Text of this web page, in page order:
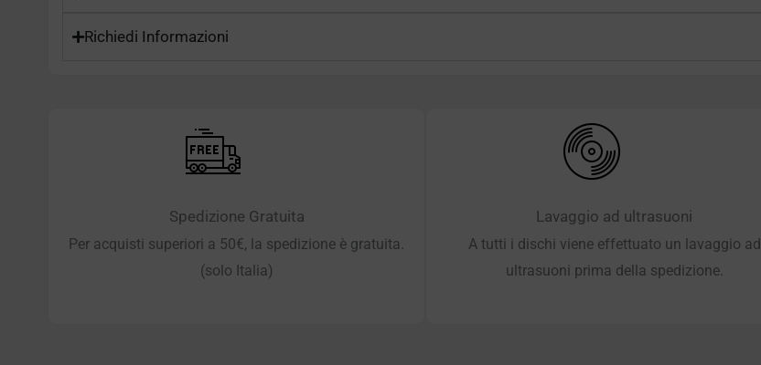
Richiedi Informazioni
Spedizione Gratuita
Per acquisti superiori a 50€, la spedizione è gratuita.
(solo Italia)
Lavaggio ad ultrasuoni
A tutti i dischi viene effettuato un lavaggio ad
ultrasuoni prima della spedizione.